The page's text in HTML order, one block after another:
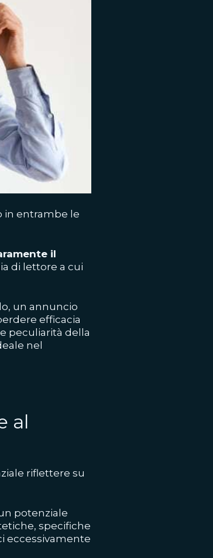
in entrambe le
il
di lettore a cui
un annuncio
efficacia
peculiarità della
nel
al
riflettere su
potenziale
specifiche
eccessivamente